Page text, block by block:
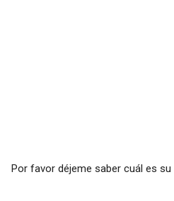
Por favor déjeme saber cuál es su